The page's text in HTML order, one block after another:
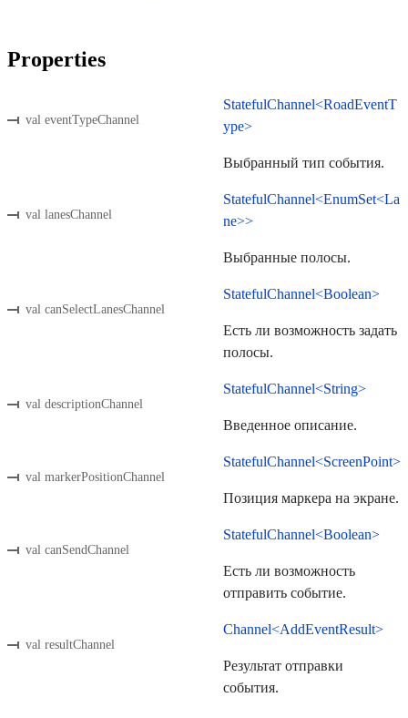
Properties
val eventTypeChannel
StatefulChannel<RoadEventT
ype>
Выбранный тип события.
val lanesChannel
StatefulChannel<EnumSet<La
ne>>
Выбранные полосы.
val canSelectLanesChannel
StatefulChannel<Boolean>
Есть ли возможность задать
полосы.
val descriptionChannel
StatefulChannel<String>
Введенное описание.
val markerPositionChannel
StatefulChannel<ScreenPoint>
Позиция маркера на экране.
val canSendChannel
StatefulChannel<Boolean>
Есть ли возможность
отправить событие.
val resultChannel
Channel<AddEventResult>
Результат отправки
события.